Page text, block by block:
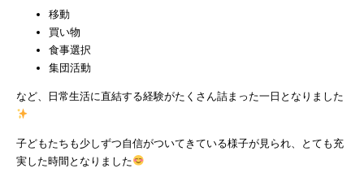
移動
買い物
食事選択
集団活動
など、日常生活に直結する経験がたくさん詰まった一日となりました
子どもたちも少しずつ自信がついてきている様子が見られ、とても充
実した時間となりました